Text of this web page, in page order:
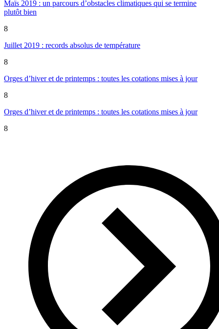
Maïs 2019 : un parcours d’obstacles climatiques qui se termine
plutôt bien
8
Juillet 2019 : records absolus de température
8
Orges d’hiver et de printemps : toutes les cotations mises à jour
8
Orges d’hiver et de printemps : toutes les cotations mises à jour
8